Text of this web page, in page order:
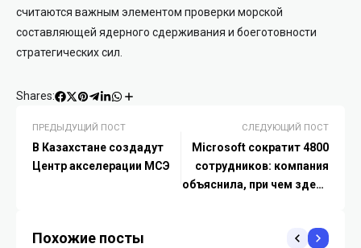
считаются важным элементом проверки морской
составляющей ядерного сдерживания и боеготовности
стратегических сил.
Shares:
ПРЕДЫДУЩИЙ ПОСТ
В Казахстане создадут
Центр акселерации МСЭ
СЛЕДУЮЩИЙ ПОСТ
Microsoft сократит 4800
сотрудников: компания
объяснила, при чем здесь
Похожие посты